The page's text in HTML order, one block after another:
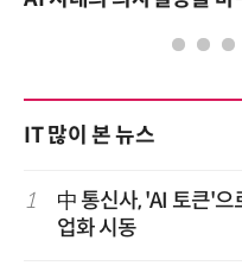
IT 많이 본 뉴스
1
中 통신사, 'AI 토큰'
업화 시동